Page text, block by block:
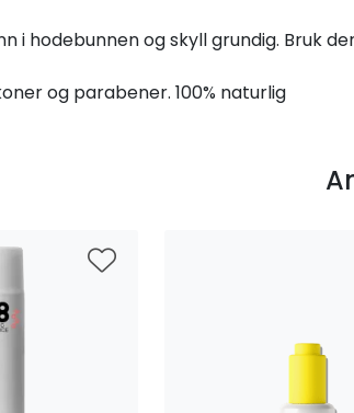
i hodebunnen og skyll grundig. Bruk
og parabener. 100% naturlig